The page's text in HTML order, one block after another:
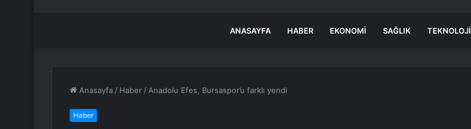
ANASAYFA HABER EKONOMI SAĞLIK TEKNOLOJI
Anasayfa / Haber / Anadolu Efes, Bursaspor’u farklı yendi
Haber